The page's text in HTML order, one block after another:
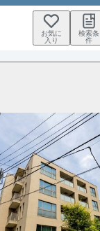
お気に
入り
検索条
件